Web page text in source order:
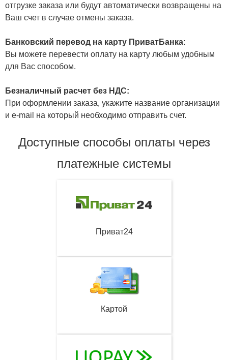
отгрузке заказа или будут автоматически возвращены на
Ваш счет в случае отмены заказа.
Банковский перевод на карту ПриватБанка:
Вы можете перевести оплату на карту любым удобным
для Вас способом.
Безналичный расчет без НДС:
При оформлении заказа, укажите название организации
и e-mail на который необходимо отправить счет.
Доступные способы оплаты через
платежные системы
Приват24
Картой